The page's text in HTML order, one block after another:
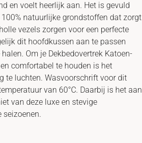
en voelt heerlijk aan. Het is gevuld
natuurlijke grondstoffen dat zorgt
vezels zorgen voor een perfecte
dit hoofdkussen aan te passen
Om je Dekbedovertrek Katoen-
comfortabel te houden is het
te luchten. Wasvoorschrift voor dit
van 60°C. Daarbij is het aan
van deze luxe en stevige